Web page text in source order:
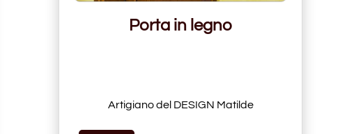
Porta in legno
Artigiano del DESIGN Matilde